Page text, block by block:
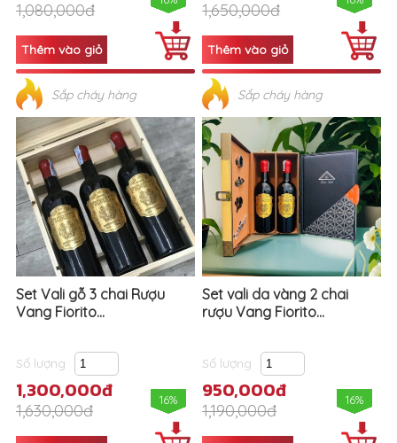
1,080,000đ
Sắp cháy hàng
1,650,000đ
Sắp cháy hàng
Set Vali gỗ 3 chai Rượu
Vang Fiorito...
Số lượng
1,300,000đ
1,630,000đ
16%
Set vali da vàng 2 chai
rượu Vang Fiorito...
Số lượng
950,000đ
1,190,000đ
16%